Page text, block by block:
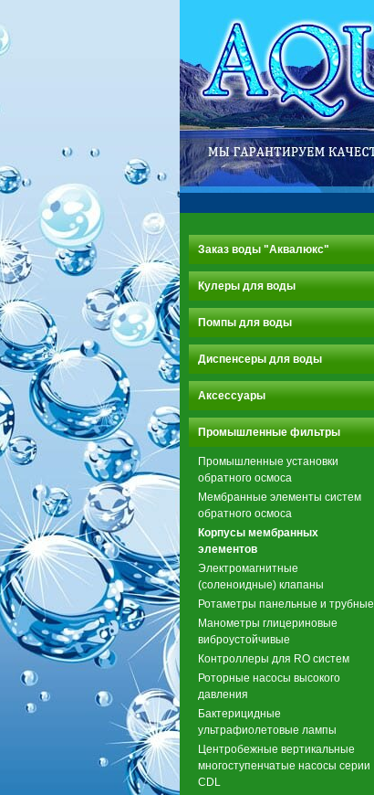
Заказ воды "Аквалюкс"
Кулеры для воды
Помпы для воды
Диспенсеры для воды
Аксессуары
Промышленные фильтры
Промышленные установки
обратного осмоса
Мембранные элементы систем
обратного осмоса
Корпусы мембранных
элементов
Электромагнитные
(соленоидные) клапаны
Ротаметры панельные и трубные
Манометры глицериновые
виброустойчивые
Контроллеры для RO систем
Роторные насосы высокого
давления
Бактерицидные
ультрафиолетовые лампы
Центробежные вертикальные
многоступенчатые насосы серии
CDL